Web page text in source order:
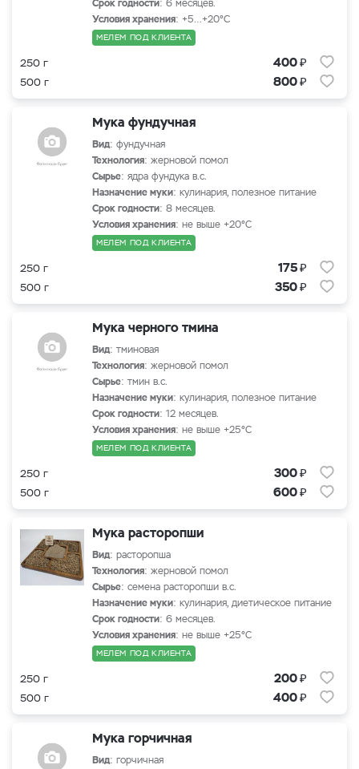
Срок годности: 6 месяцев.
Условия хранения: +5…+20°С
МЕЛЕМ ПОД КЛИЕНТА
250 г 400₽
500 г 800₽
Мука фундучная
Вид: фундучная
Технология: жерновой помол
Сырье: ядра фундука в.с.
Назначение муки: кулинария, полезное питание
Срок годности: 8 месяцев.
Условия хранения: не выше +20°С
МЕЛЕМ ПОД КЛИЕНТА
250 г 175₽
500 г 350₽
Мука черного тмина
Вид: тминовая
Технология: жерновой помол
Сырье: тмин в.с.
Назначение муки: кулинария, полезное питание
Срок годности: 12 месяцев.
Условия хранения: не выше +25°С
МЕЛЕМ ПОД КЛИЕНТА
250 г 300₽
500 г 600₽
Мука расторопши
Вид: расторопша
Технология: жерновой помол
Сырье: семена расторопши в.с.
Назначение муки: кулинария, диетическое питание
Срок годности: 6 месяцев.
Условия хранения: не выше +25°С
МЕЛЕМ ПОД КЛИЕНТА
250 г 200₽
500 г 400₽
Мука горчичная
Вид: горчичная